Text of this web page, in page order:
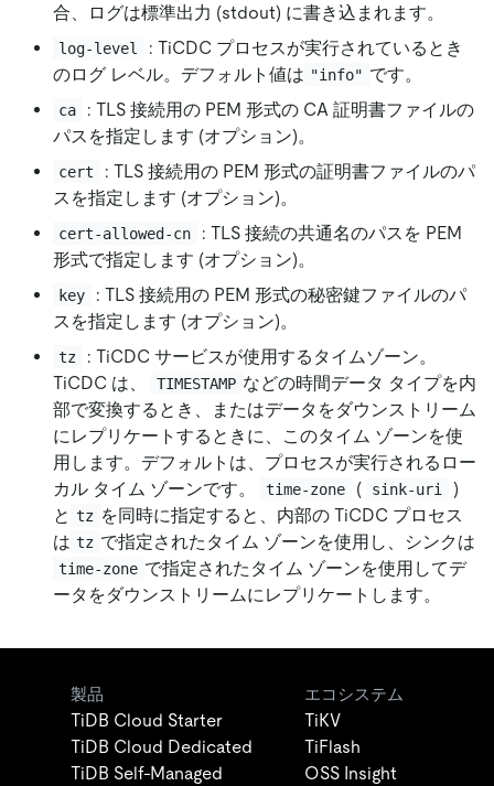
合、ログは標準出力 (stdout) に書き込まれます。
log-level
: TiCDC プロセスが実行されているとき
のログ レベル。デフォルト値は "info" です。
ca
: TLS 接続用の PEM 形式の CA 証明書ファイルの
パスを指定します (オプション)。
cert
: TLS 接続用の PEM 形式の証明書ファイルのパ
スを指定します (オプション)。
cert-allowed-cn
: TLS 接続の共通名のパスを PEM
形式で指定します (オプション)。
key
: TLS 接続用の PEM 形式の秘密鍵ファイルのパ
スを指定します (オプション)。
tz
: TiCDC サービスが使用するタイムゾーン。
TiCDC は、
TIMESTAMP などの時間データ タイプを内
部で変換するとき、またはデータをダウンストリーム
にレプリケートするときに、このタイム ゾーンを使
用します。デフォルトは、プロセスが実行されるロー
カル タイム ゾーンです。
time-zone ( sink-uri
)
と tz を同時に指定すると、内部の TiCDC プロセス
は tz で指定されたタイム ゾーンを使用し、シンクは
time-zone で指定されたタイム ゾーンを使用してデ
ータをダウンストリームにレプリケートします。
製品
TiDB Cloud Starter
TiDB Cloud Dedicated
TiDB Self-Managed
エコシステム
TiKV
TiFlash
OSS Insight